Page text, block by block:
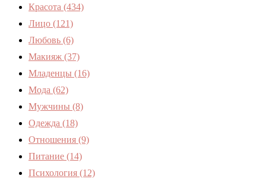
Красота (434)
Лицо (121)
Любовь (6)
Макияж (37)
Младенцы (16)
Мода (62)
Мужчины (8)
Одежда (18)
Отношения (9)
Питание (14)
Психология (12)